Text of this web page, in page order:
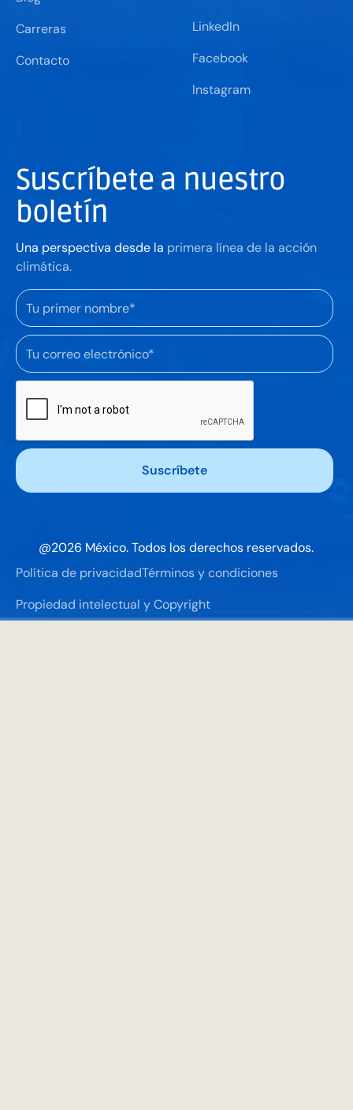
Carreras
Contacto
LinkedIn
Facebook
Instagram
Suscríbete a nuestro
boletín
Una perspectiva desde la primera línea de la acción
climática.
@2026 México. Todos los derechos reservados.
Política de privacidadTérminos y condiciones
Propiedad intelectual y Copyright